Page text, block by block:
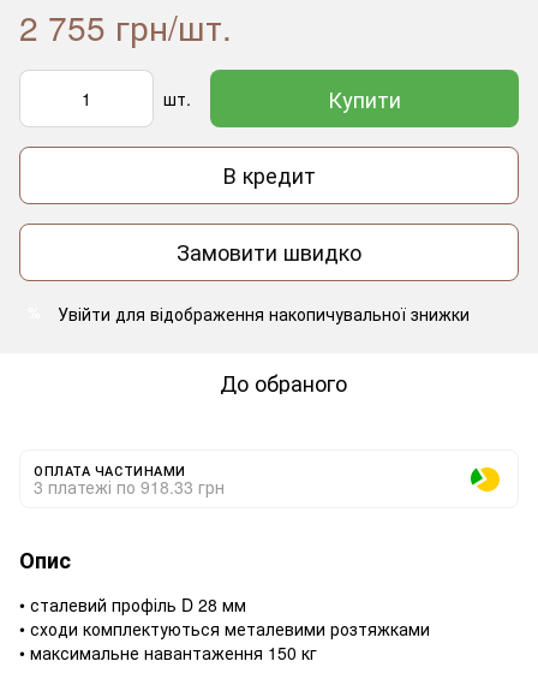
2 755 грн/шт.
шт. Купити
В кредит
Замовити швидко
Увійти для відображення накопичувальної знижки
До обраного
ОПЛАТА ЧАСТИНАМИ
3 платежі по 918.33 грн
Опис
• сталевий профіль D 28 мм
• сходи комплектуються металевими розтяжками
• максимальне навантаження 150 кг